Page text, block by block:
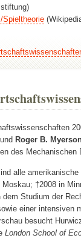
Roger B.
des Mechanischen
alle
Moskau; †2008 in
Studium der
einer intensiven
besucht
London School of